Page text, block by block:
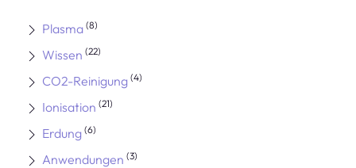
Plasma (8)
Wissen (22)
CO2-Reinigung (4)
Ionisation (21)
Erdung (6)
Anwendungen (3)